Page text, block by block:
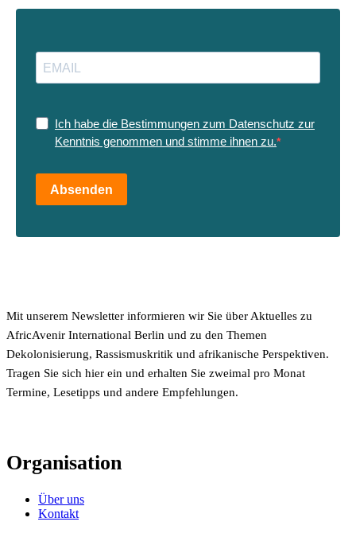
Ich habe die Bestimmungen zum Datenschutz zur
Kenntnis genommen und stimme ihnen zu.
Absenden
Mit unserem Newsletter informieren wir Sie über Aktuelles zu
AfricAvenir International Berlin und zu den Themen
Dekolonisierung, Rassismuskritik und afrikanische Perspektiven.
Tragen Sie sich hier ein und erhalten Sie zweimal pro Monat
Termine, Lesetipps und andere Empfehlungen.
Organisation
Über uns
Kontakt